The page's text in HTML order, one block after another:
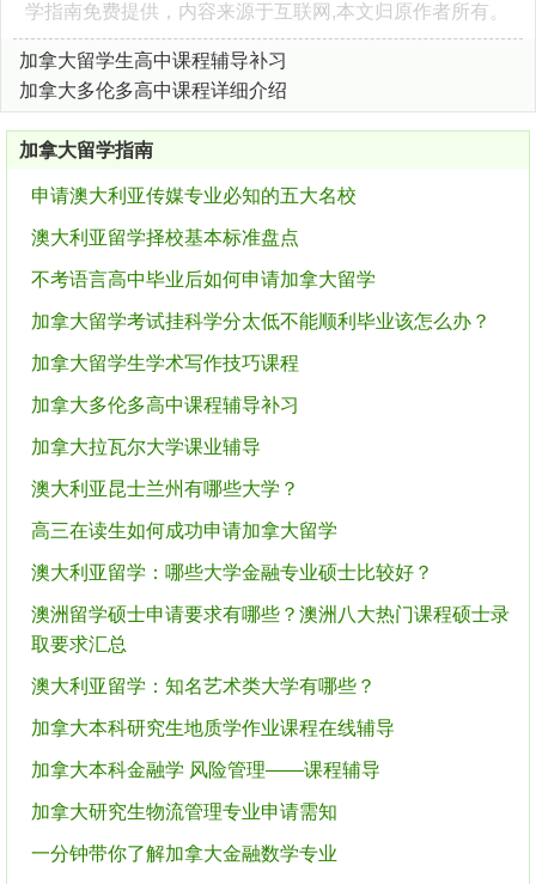
学指南免费提供，内容来源于互联网,本文归原作者所有。
加拿大留学生高中课程辅导补习
加拿大多伦多高中课程详细介绍
加拿大留学指南
申请澳大利亚传媒专业必知的五大名校
澳大利亚留学择校基本标准盘点
不考语言高中毕业后如何申请加拿大留学
加拿大留学考试挂科学分太低不能顺利毕业该怎么办？
加拿大留学生学术写作技巧课程
加拿大多伦多高中课程辅导补习
加拿大拉瓦尔大学课业辅导
澳大利亚昆士兰州有哪些大学？
高三在读生如何成功申请加拿大留学
澳大利亚留学：哪些大学金融专业硕士比较好？
澳洲留学硕士申请要求有哪些？澳洲八大热门课程硕士录
取要求汇总
澳大利亚留学：知名艺术类大学有哪些？
加拿大本科研究生地质学作业课程在线辅导
加拿大本科金融学 风险管理——课程辅导
加拿大研究生物流管理专业申请需知
一分钟带你了解加拿大金融数学专业